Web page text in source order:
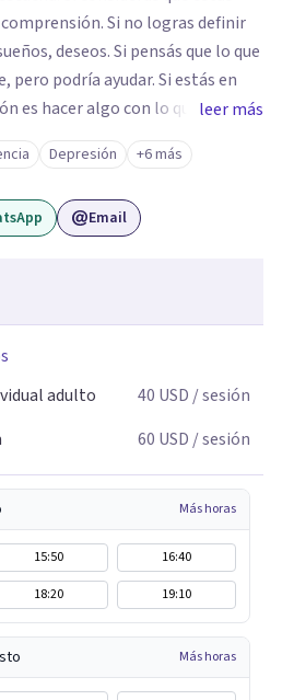
Si no logras definir
deseos. Si pensás que lo que
pero podría ayudar. Si estás en
es hacer algo con lo que te está
está generando esa angustia.
leer más
Depresión +6 más
Email
adulto
40 USD / sesión
60 USD / sesión
Más horas
15:50
16:40
18:20 19:10
Más horas